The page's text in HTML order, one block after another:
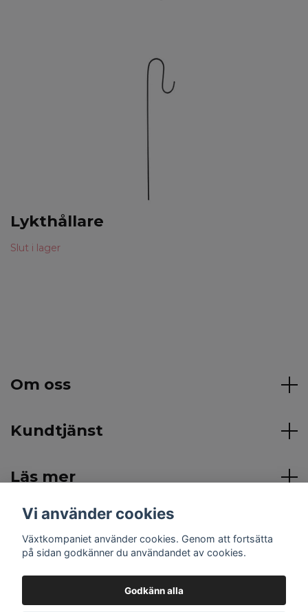
Lykthållare
Slut i lager
Om oss
Kundtjänst
Läs mer
Sociala medier
Vi använder cookies
Växtkompaniet använder cookies. Genom att fortsätta
på sidan godkänner du användandet av cookies.
Godkänn alla